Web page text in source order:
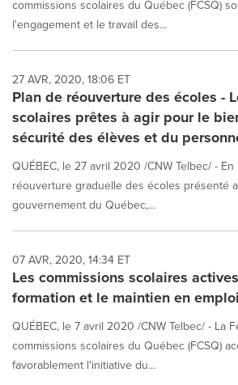
commissions scolaires du Québec (FCSQ)
l'engagement et le travail des...
27 AVR, 2020, 18:06 ET
Plan de réouverture des écoles -
scolaires prêtes à agir pour le
sécurité des élèves et du
QUÉBEC, le 27 avril 2020 /CNW Telbec/ -
réouverture graduelle des écoles présenté
gouvernement du Québec,...
07 AVR, 2020, 14:34 ET
Les commissions scolaires
formation et le maintien en emploi
QUÉBEC, le 7 avril 2020 /CNW Telbec/ - La
commissions scolaires du Québec (FCSQ)
favorablement l'initiative du...